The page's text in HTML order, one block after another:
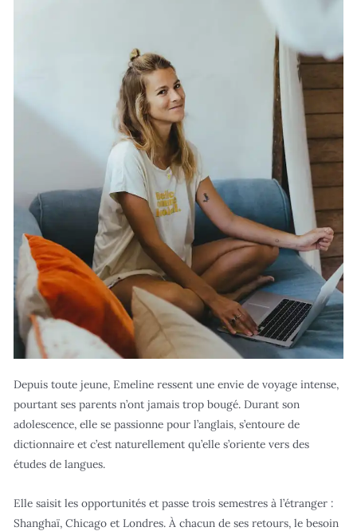
Depuis toute jeune, Emeline ressent une envie de voyage intense,
pourtant ses parents n’ont jamais trop bougé. Durant son
adolescence, elle se passionne pour l’anglais, s’entoure de
dictionnaire et c’est naturellement qu’elle s’oriente vers des
études de langues.
Elle saisit les opportunités et passe trois semestres à l’étranger :
Shanghaï, Chicago et Londres. À chacun de ses retours, le besoin